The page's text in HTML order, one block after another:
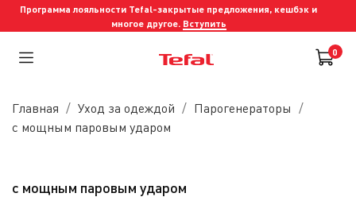
Программа лояльности Tefal-закрытые предложения, кешбэк и
многое другое. Вступить
0
Главная Уход за одеждой
Парогенераторы
с мощным паровым ударом
с мощным паровым ударом